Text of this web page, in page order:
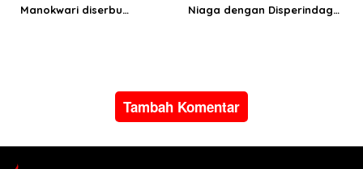
Manokwari diserbu
Niaga dengan Disperindag
Tambah Komentar